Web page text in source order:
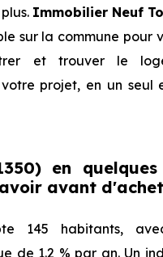
Immobilier Neuf
sur la commune pour
et trouver le
projet, en un seul
en
avant
145 habitants,
de 1.2 % par an. Un